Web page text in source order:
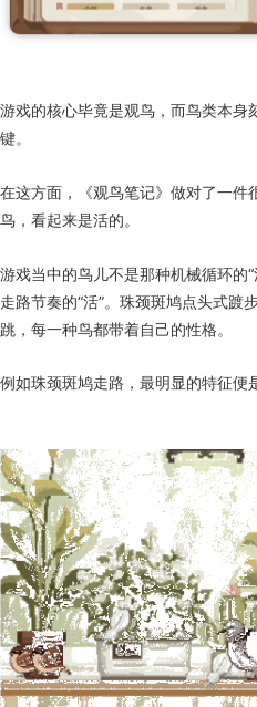
游戏的核心毕竟是观鸟，而鸟类本身
键。
在这方面，《观鸟笔记》做对了一
鸟，看起来是活的。
游戏当中的鸟儿不是那种机械循环的
走路节奏的“活”。珠颈斑鸠点头式踱
跳，每一种鸟都带着自己的性格。
例如珠颈斑鸠走路，最明显的特征便